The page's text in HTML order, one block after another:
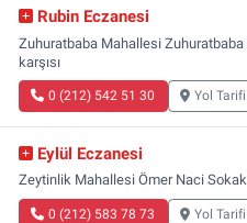
Rubin Eczanesi
Zuhuratbaba Mahallesi
karşısı
0 (212) 542 51 30 Yol Tarifi
Eylül Eczanesi
Zeytinlik Mahallesi Ömer Naci
0 (212) 583 78 73 Yol